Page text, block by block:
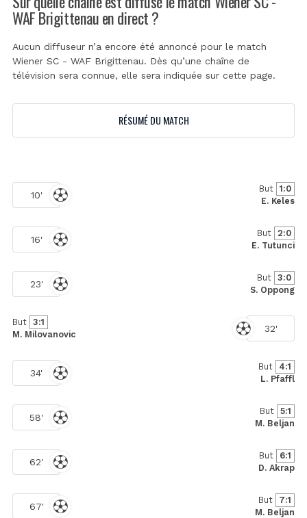
WAF Brigittenau en direct ?
Aucun diffuseur n’a encore été annoncé pour le match
Wiener SC - WAF Brigittenau. Dès qu’une chaîne de
télévision sera connue, elle sera indiquée sur cette page.
RÉSUMÉ DU MATCH
10'
But 1:0
E. Keles
16'
But 2:0
E. Tutunci
23'
But 3:0
S. Oppong
32'
But 3:1
M. Milovanovic
34'
But
4:1
L. Pfaffl
58'
But 5:1
M. Beljan
62'
But
6:1
D. Akrap
67'
But
7:1
M. Beljan